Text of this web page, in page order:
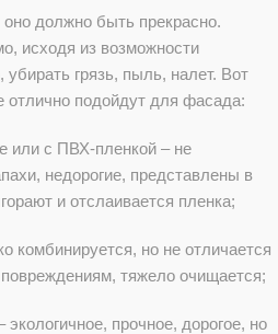
должно быть прекрасно.
исходя из возможности
грязь, пыль, налет. Вот
отлично подойдут для фасада:
с ПВХ-пленкой – не
недорогие, представлены в
и отслаивается пленка;
комбинируется, но не отличается
повреждениям, тяжело очищается;
экологичное, прочное, дорогое, но